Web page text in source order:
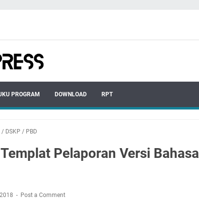
PROGRAM DOWNLOAD RPT
/ DSKP / PBD
Pelaporan Versi Bahasa
Post a Comment